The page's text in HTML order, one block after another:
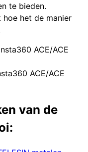
te bieden.
het de manier
ACE/ACE
van de